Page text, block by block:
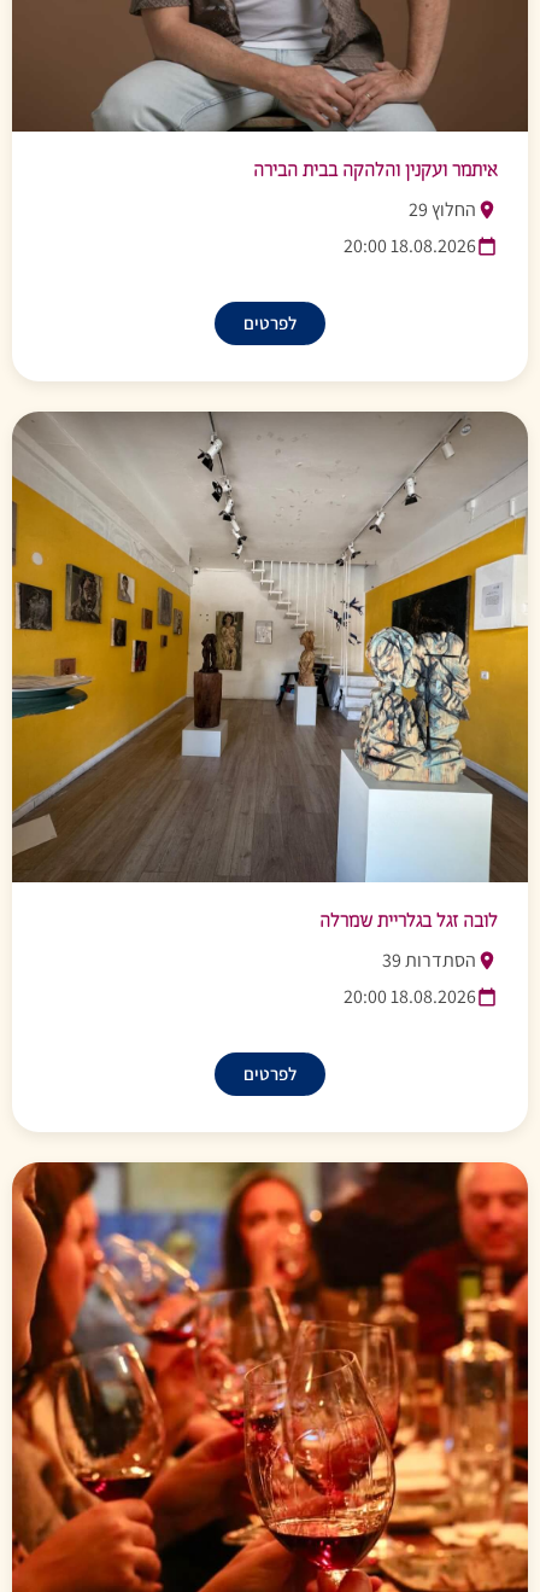
איתמר ועקנין והלהקה בבית הבירה
החלוץ 29
18.08.2026 20:00
לפרטים
לובה זגל בגלריית שמרלה
הסתדרות 39
18.08.2026 20:00
לפרטים